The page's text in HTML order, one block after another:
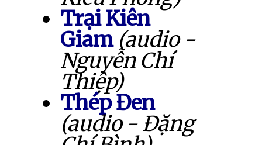
Trại Kiên
Giam (audio -
Nguyễn Chí
Thiệp)
Thép Đen
(audio - Đặng